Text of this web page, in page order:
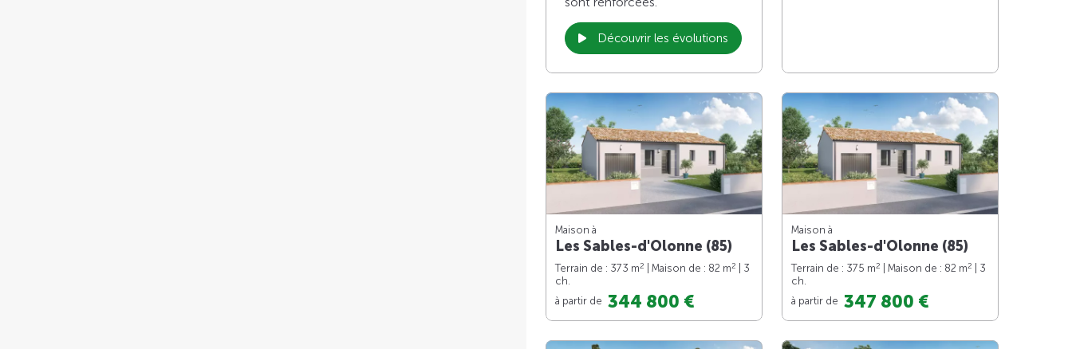
Découvrir les évolutions
Maison à
Les Sables-d'Olonne (85)
Terrain de : 373 m2 | Maison de : 82 m2
| 3
ch.
à partir de 344 800 €
Maison à
Les Sables-d'Olonne (85)
Terrain de : 375 m2 | Maison de : 82 m2
| 3
ch.
à partir de 347 800 €